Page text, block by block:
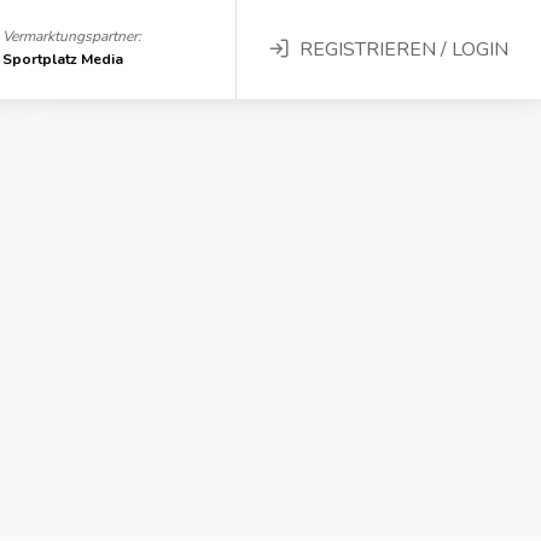
Vermarktungspartner:
Sportplatz Media
REGISTRIEREN / LOGIN